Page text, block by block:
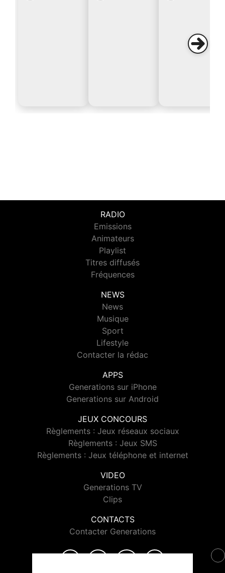
RADIO
Emissions
Animateurs
Playlist
Titres diffusés
Fréquences
NEWS
News
Musique
Sport
Lifestyle
Contacter la rédac
APPS
Generations sur iPhone
Generations sur Android
JEUX CONCOURS
Règlements : Jeux réseaux sociaux
Règlements : Jeux SMS
Règlements : Jeux téléphone et internet
VIDEO
Generations TV
Clips
CONTACTS
Contacter Generations